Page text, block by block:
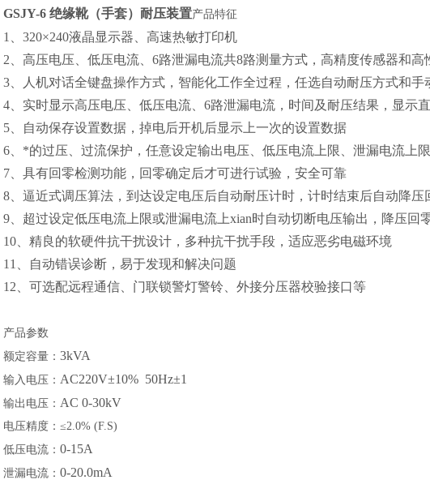
GSJY-6 绝缘靴（手套）耐压装置产品特征
1、320×240液晶显示器、高速热敏打印机
2、高压电压、低压电流、6路泄漏电流共8路测量方式，高精度传感器和高
3、人机对话全键盘操作方式，智能化工作全过程，任选自动耐压方式和手
4、实时显示高压电压、低压电流、6路泄漏电流，时间及耐压结果，显示
5、自动保存设置数据，掉电后开机后显示上一次的设置数据
6、*的过压、过流保护，任意设定输出电压、低压电流上限、泄漏电流上
7、具有回零检测功能，回零确定后才可进行试验，安全可靠
8、逼近式调压算法，到达设定电压后自动耐压计时，计时结束后自动降压
9、超过设定低压电流上限或泄漏电流上xian时自动切断电压输出，降压回
10、精良的软硬件抗干扰设计，多种抗干扰手段，适应恶劣电磁环境
11、自动错误诊断，易于发现和解决问题
12、可选配远程通信、门联锁警灯警铃、外接分压器校验接口等
产品参数
额定容量： 3kVA
输入电压： AC220V±10% 50Hz±1
输出电压： AC 0-30kV
电压精度： ≤2.0% (F.S)
低压电流： 0-15A
泄漏电流： 0-20.0mA